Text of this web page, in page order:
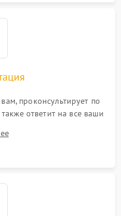
проконсультирует по
ответит на все ваши